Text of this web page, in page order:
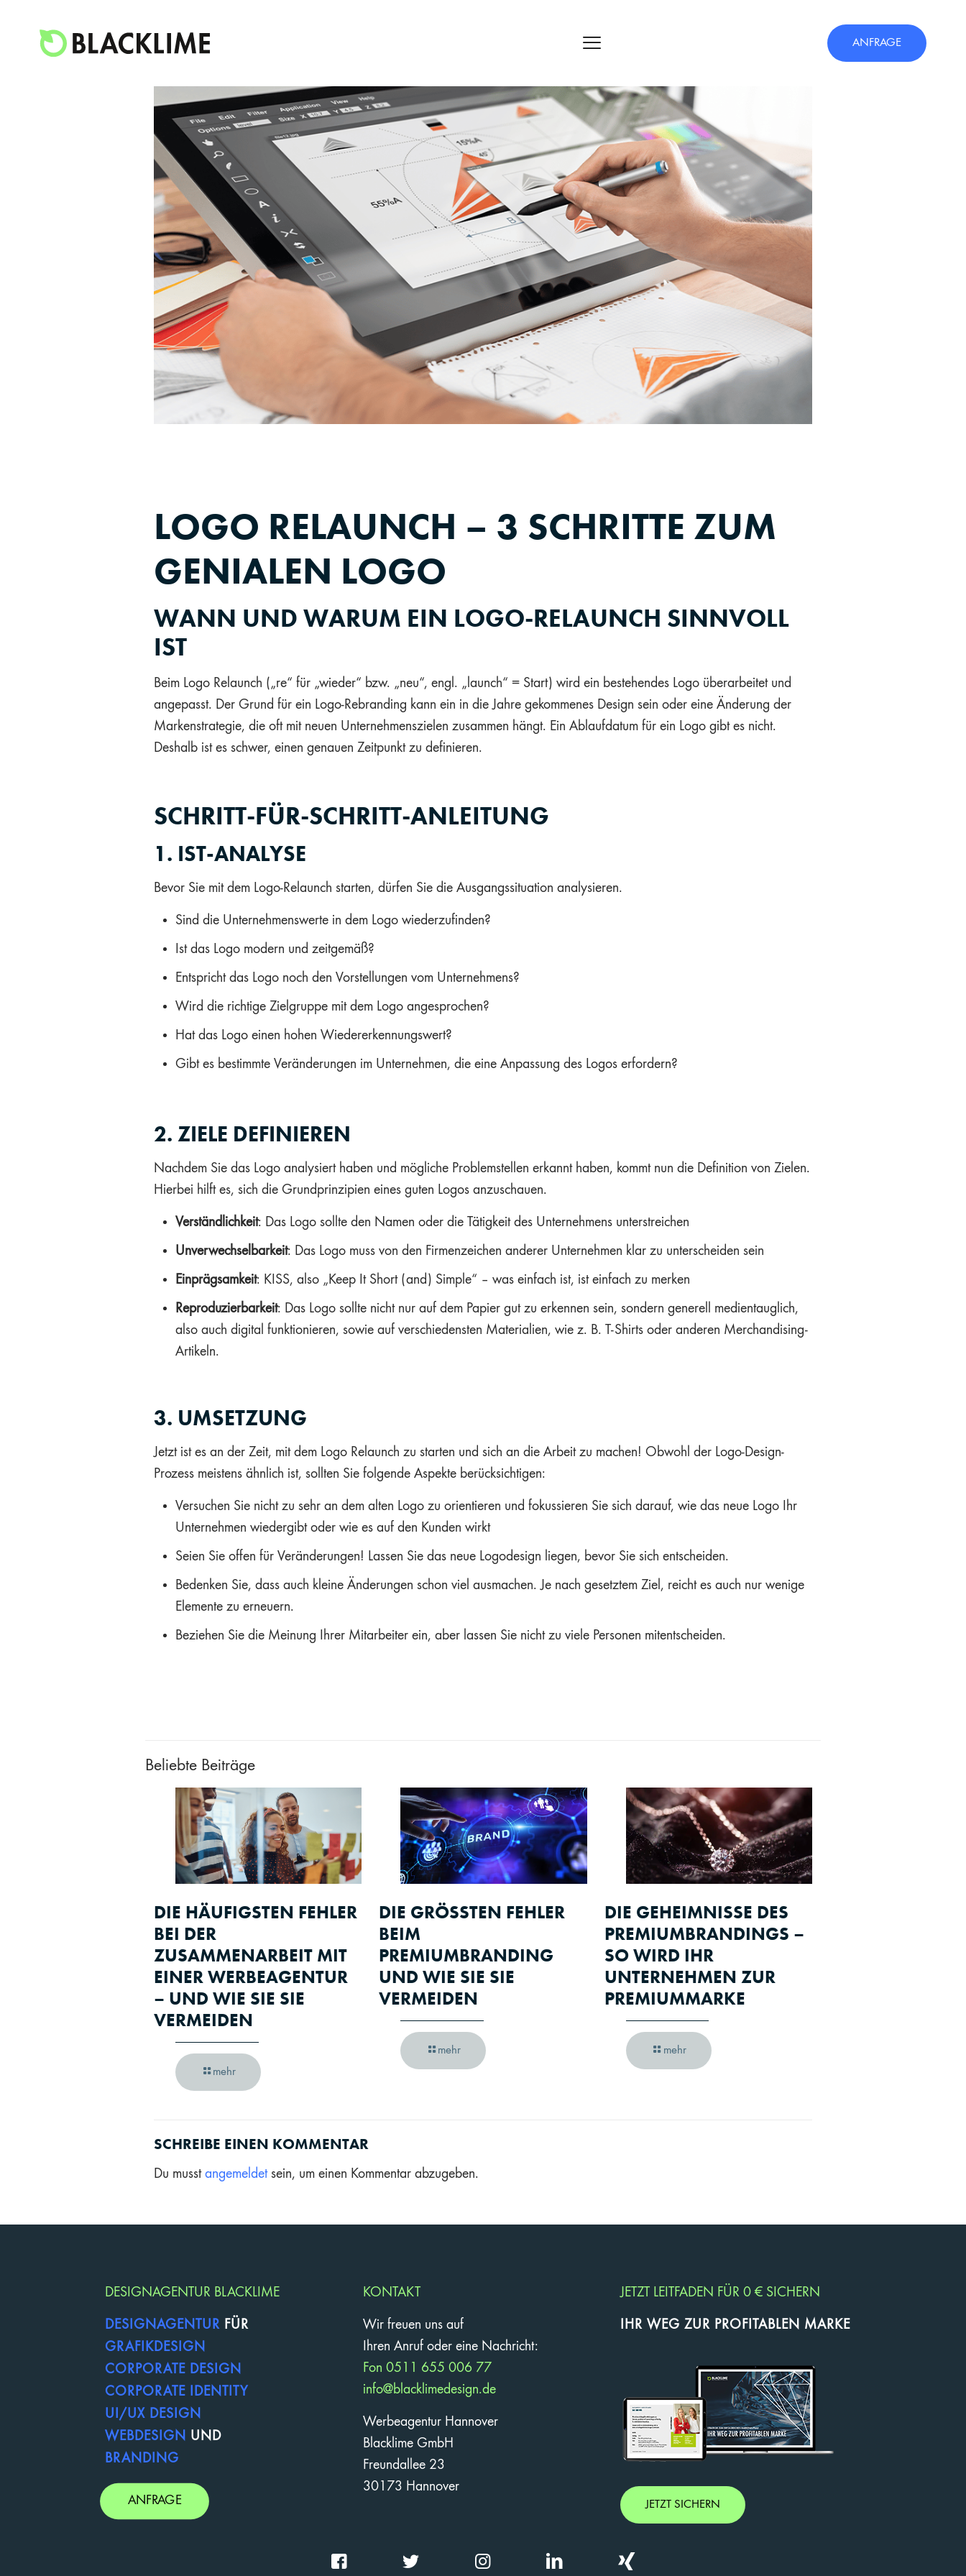
ANFRAGE
LOGO RELAUNCH – 3 SCHRITTE ZUM
GENIALEN LOGO
WANN UND WARUM EIN LOGO-RELAUNCH SINNVOLL
IST
Beim Logo Relaunch („re“ für „wieder“ bzw. „neu“, engl. „launch“ = Start) wird ein bestehendes Logo überarbeitet und
angepasst. Der Grund für ein Logo-Rebranding kann ein in die Jahre gekommenes Design sein oder eine Änderung der
Markenstrategie, die oft mit neuen Unternehmenszielen zusammen hängt. Ein Ablaufdatum für ein Logo gibt es nicht.
Deshalb ist es schwer, einen genauen Zeitpunkt zu definieren.
SCHRITT-FÜR-SCHRITT-ANLEITUNG
1. IST-ANALYSE
Bevor Sie mit dem Logo-Relaunch starten, dürfen Sie die Ausgangssituation analysieren.
Sind die Unternehmenswerte in dem Logo wiederzufinden?
Ist das Logo modern und zeitgemäß?
Entspricht das Logo noch den Vorstellungen vom Unternehmens?
Wird die richtige Zielgruppe mit dem Logo angesprochen?
Hat das Logo einen hohen Wiedererkennungswert?
Gibt es bestimmte Veränderungen im Unternehmen, die eine Anpassung des Logos erfordern?
2. ZIELE DEFINIEREN
Nachdem Sie das Logo analysiert haben und mögliche Problemstellen erkannt haben, kommt nun die Definition von Zielen.
Hierbei hilft es, sich die Grundprinzipien eines guten Logos anzuschauen.
Verständlichkeit: Das Logo sollte den Namen oder die Tätigkeit des Unternehmens unterstreichen
Unverwechselbarkeit: Das Logo muss von den Firmenzeichen anderer Unternehmen klar zu unterscheiden sein
Einprägsamkeit: KISS, also „Keep It Short (and) Simple“ – was einfach ist, ist einfach zu merken
Reproduzierbarkeit: Das Logo sollte nicht nur auf dem Papier gut zu erkennen sein, sondern generell medientauglich,
also auch digital funktionieren, sowie auf verschiedensten Materialien, wie z. B. T-Shirts oder anderen Merchandising-
Artikeln.
3. UMSETZUNG
Jetzt ist es an der Zeit, mit dem Logo Relaunch zu starten und sich an die Arbeit zu machen! Obwohl der Logo-Design-
Prozess meistens ähnlich ist, sollten Sie folgende Aspekte berücksichtigen:
Versuchen Sie nicht zu sehr an dem alten Logo zu orientieren und fokussieren Sie sich darauf, wie das neue Logo Ihr
Unternehmen wiedergibt oder wie es auf den Kunden wirkt
Seien Sie offen für Veränderungen! Lassen Sie das neue Logodesign liegen, bevor Sie sich entscheiden.
Bedenken Sie, dass auch kleine Änderungen schon viel ausmachen. Je nach gesetztem Ziel, reicht es auch nur wenige
Elemente zu erneuern.
Beziehen Sie die Meinung Ihrer Mitarbeiter ein, aber lassen Sie nicht zu viele Personen mitentscheiden.
Beliebte Beiträge
DIE HÄUFIGSTEN FEHLER
BEI DER
ZUSAMMENARBEIT MIT
EINER WERBEAGENTUR
– UND WIE SIE SIE
VERMEIDEN
mehr
DIE GRÖSSTEN FEHLER B
EIM P
REMIUMBRANDING U
ND WIE SIE SIE V
ERMEIDEN
mehr
DIE GEHEIMNISSE DES
PREMIUMBRANDINGS –
SO WIRD IHR
UNTERNEHMEN ZUR
PREMIUMMARKE
mehr
SCHREIBE EINEN KOMMENTAR
Du musst angemeldetsein, um einen Kommentar abzugeben.
DESIGNAGENTUR BLACKLIME
DESIGNAGENTUR FÜR
GRAFIKDESIGN
CORPORATE DESIGN
CORPORATE IDENTITY
UI/UX DESIGN
WEBDESIGN UND
BRANDING
ANFRAGE
KONTAKT
Wir freuen uns auf
Ihren Anruf oder eine Nachricht:
Fon 0511 655 006 77
info@blacklimedesign.de
Werbeagentur Hannover
Blacklime GmbH
Freundallee 23
30173 Hannover
JETZT LEITFADEN FÜR 0 € SICHERN
IHR WEG ZUR PROFITABLEN MARKE
JETZT SICHERN